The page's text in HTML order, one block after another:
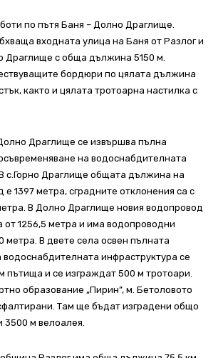
по пътя Баня – Долно Драглище.
входната улица на Баня от Разлог и
Драглище с обща дължина 5150 м.
бордюри по цялата дължина
както и цялата тротоарна настилка с
Драглище се извършва пълна
на водоснабдителната
с.Горно Драглище общата дължина на
е 1397 метра, сградните отклонения са с
В Долно Драглище новия водопровод
1256,5 метра и има водопроводни
метра. В двете села освен пълната
водоснабдителната инфраструктура се
пътища и се изграждат 500 м тротоари.
образование „Пирин”, м. Бетоловото
Там ще бъдат изградени общо
3500 м велоалея.